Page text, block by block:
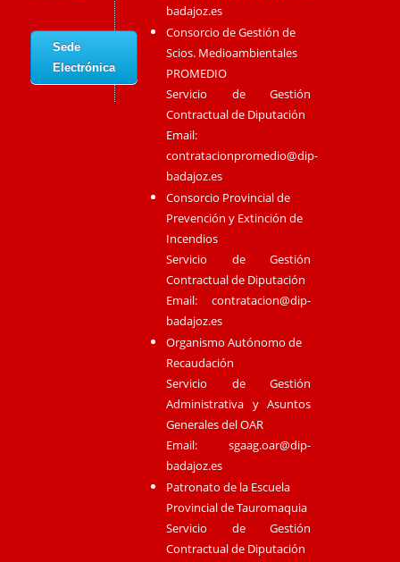
Sede
Electrónica
badajoz.es
Consorcio de Gestión de
Scios. Medioambientales
PROMEDIO
Servicio de Gestión
Contractual de Diputación
Email:
contratacionpromedio@dip-
badajoz.es
Consorcio Provincial de
Prevención y Extinción de
Incendios
Servicio de Gestión
Contractual de Diputación
Email:contratacion@dip-
badajoz.es
Organismo Autónomo de
Recaudación
Servicio de Gestión
Administrativa y Asuntos
Generales del OAR
Email:sgaag.oar@dip-
badajoz.es
Patronato de la Escuela
Provincial de Tauromaquia
Servicio de Gestión
Contractual de Diputación